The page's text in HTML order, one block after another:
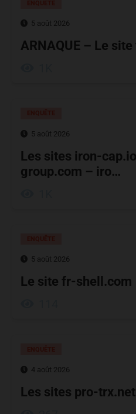
5 août 2026
ARNAQUE – Le
5 août 2026
Les sites iron-
group.com – iro…
5 août 2026
Le site fr-shell.com
4 août 2026
Les sites pro-